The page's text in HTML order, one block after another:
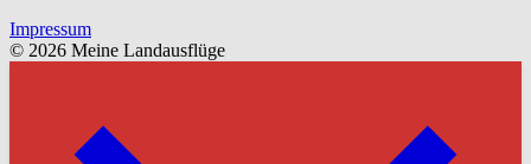
Impressum
© 2026 Meine Landausflüge